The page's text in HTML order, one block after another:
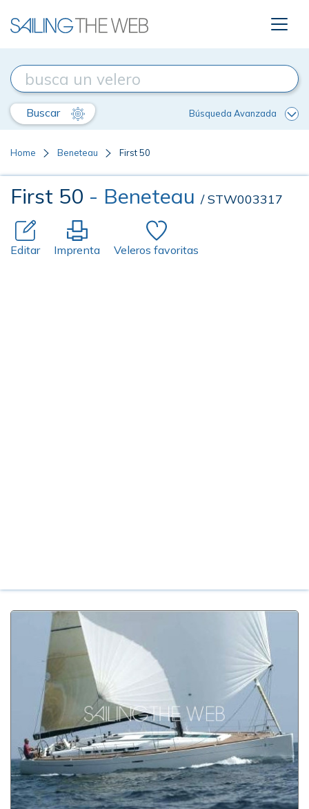
Buscar Búsqueda Avanzada
Home Beneteau First 50
First 50 - Beneteau / STW003317
Editar Imprenta Veleros favoritas